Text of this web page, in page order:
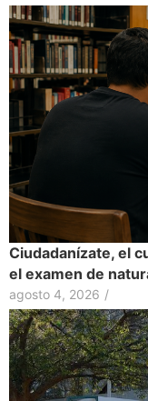
Ciudadanízate, el
el examen de
agosto 4, 2026 /